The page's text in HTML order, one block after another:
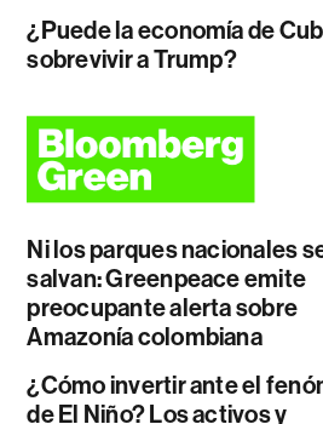
¿Puede la economía de
sobrevivir a Trump?
Ni los parques nacionales
salvan: Greenpeace emite
preocupante alerta sobre
Amazonía colombiana
¿Cómo invertir ante el
de El Niño? Los activos y